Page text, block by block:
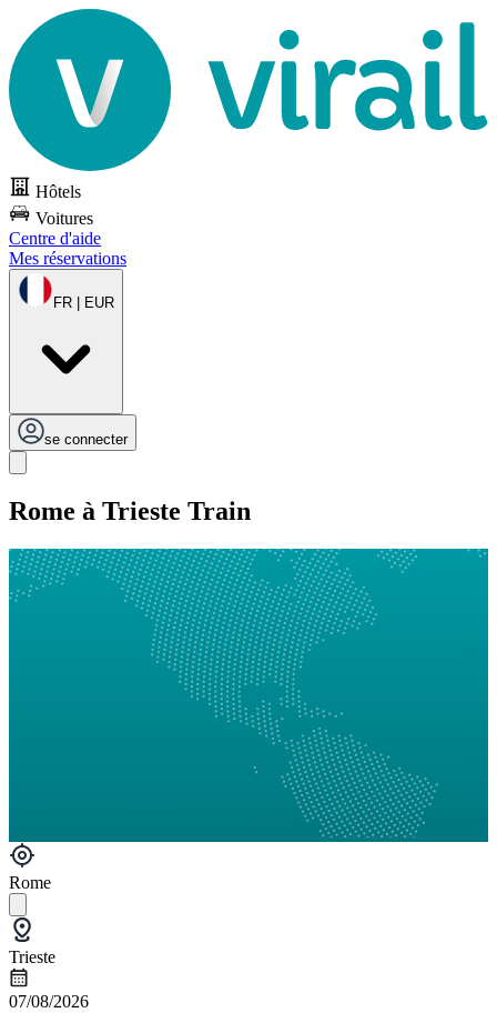
Hôtels
Voitures
Centre d'aide
Mes réservations
FR | EUR
se connecter
Rome à Trieste Train
Rome
Trieste
07/08/2026